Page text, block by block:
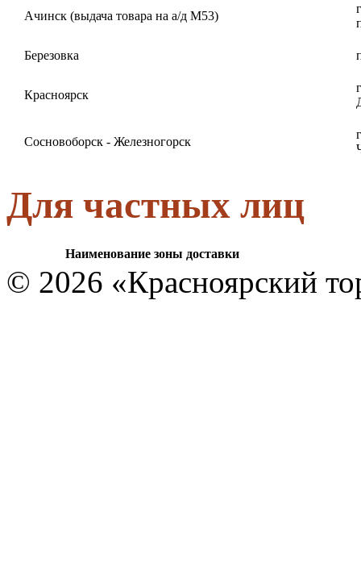
Ачинск (выдача товара на а/д М53)
Березовка
Красноярск
Сосновоборск - Железногорск
Для частных лиц
Наименование зоны доставки
© 2026 «Красноярский